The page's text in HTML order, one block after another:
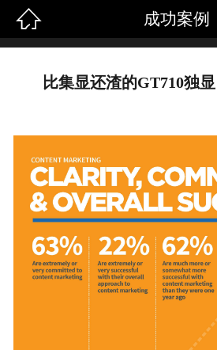
 成功案例
比集显还渣的GT710独